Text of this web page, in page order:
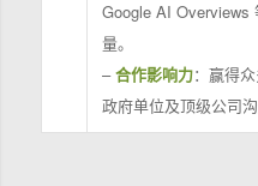
Google AI Overviews
量。
–合作影响力：赢得
政府单位及顶级公司沟